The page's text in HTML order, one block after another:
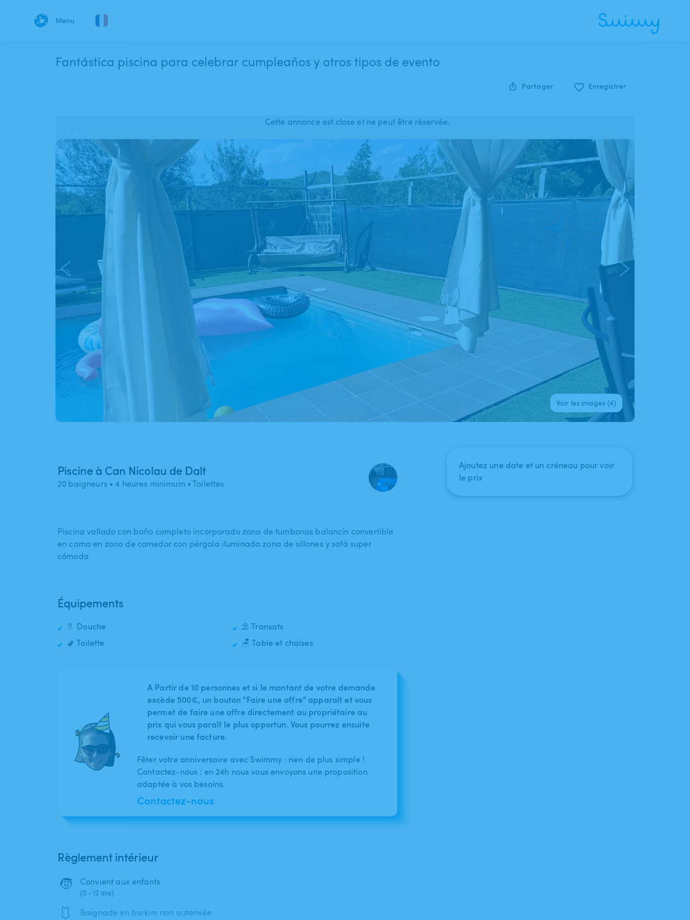
Menu
Fantástica piscina para celebrar cumpleaños y otros tipos de evento
Partager Enregistrer
Cette annonce est close et ne peut être réservée.
Voir les images (4)
Piscine à Can Nicolau de Dalt
20 baigneurs • 4 heures minimum • Toilettes
Piscina vallado con baño completo incorporado zona de tumbonas balancín convertible
en cama en zona de comedor con pérgola iluminada zona de sillones y sofá super
cómoda
Équipements
🚿 Douche
🚽 Toilette
⛱️ Transats
🪑 Table et chaises
A Partir de 10 personnes et si le montant de votre demande
excède 500€, un bouton "Faire une offre" apparaît et vous
permet de faire une offre directement au propriétaire au
prix qui vous paraît le plus opportun. Vous pourrez ensuite
recevoir une facture.
Fêter votre anniversaire avec Swimmy : rien de plus simple !
Contactez-nous : en 24h nous vous envoyons une proposition
adaptée à vos besoins.
Contactez-nous
Règlement intérieur
🧒 Convient aux enfants
(0 - 12 ans)
🩱 Baignade en burkini non autorisée
Ajoutez une date et un créneau pour voir
le prix